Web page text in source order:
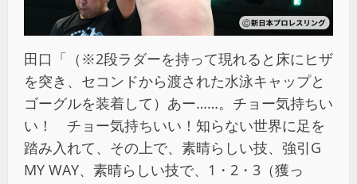
田口「（※2段ラダーを持って現れると床にヒザ
を突き、セコンドから渡された水泳キャップと
ゴーグルを装着して）あー……。チョー気持ちい
い！ チョー気持ちいい！知らない世界に足を
踏み入れて、その上で、素晴らしい技、強引G
MY WAY、素晴らしい技で、1・2・3（獲っ